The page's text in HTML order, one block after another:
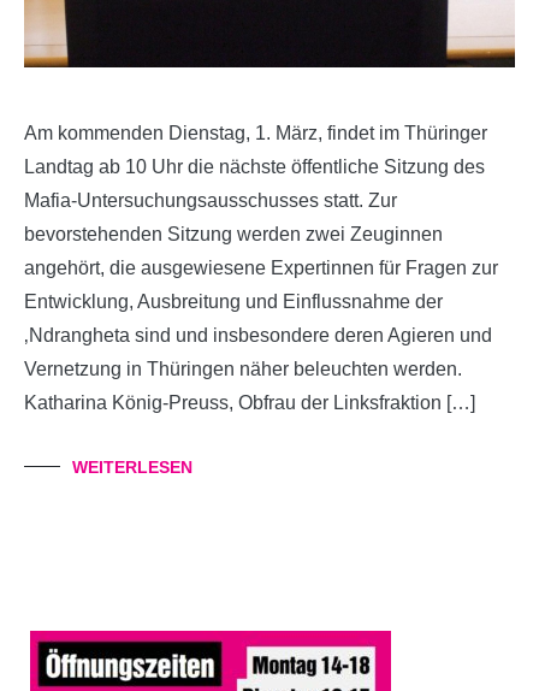
Am kommenden Dienstag, 1. März, findet im Thüringer
Landtag ab 10 Uhr die nächste öffentliche Sitzung des
Mafia-Untersuchungsausschusses statt. Zur
bevorstehenden Sitzung werden zwei Zeuginnen
angehört, die ausgewiesene Expertinnen für Fragen zur
Entwicklung, Ausbreitung und Einflussnahme der
‚Ndrangheta sind und insbesondere deren Agieren und
Vernetzung in Thüringen näher beleuchten werden.
Katharina König-Preuss, Obfrau der Linksfraktion […]
WEITERLESEN